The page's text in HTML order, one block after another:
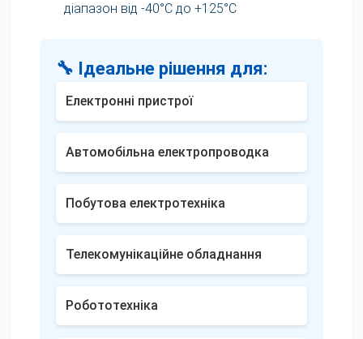
діапазон від -40°C до +125°C
🔧 Ідеальне рішення для:
Електронні пристрої
Автомобільна електропроводка
Побутова електротехніка
Телекомунікаційне обладнання
Робототехніка